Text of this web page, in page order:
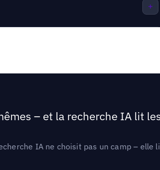
– et la recherche IA lit
IA ne choisit pas un camp – elle